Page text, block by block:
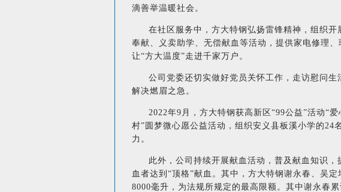
滴善举温暖社会。
在社区服务中，方大特钢弘扬雷锋精神，组织
奉献、义卖助学、无偿献血等活动，提供家电修理
让“方大温度”走进千家万户。
公司党委还切实做好党员关怀工作，走访慰问
解决燃眉之急。
2022年9月，方大特钢获高新区“99公益”活动“
村”圆梦微心愿公益活动，组织安义县板溪小学的
力。
此外，公司持续开展献血活动，普及献血知识
血者达到“顶格”献血。其中，方大特钢谢永春、吴
8000毫升，为法规所规定的最高限额。其中谢永春